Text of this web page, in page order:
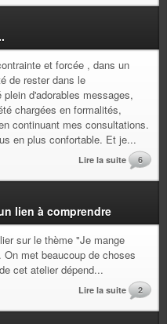
et forcée , dans un
de rester dans le
d'adorables messages,
chargées en formalités,
continuant mes consultations.
en plus confortable. Et je...
Lire la suite 6
lien à comprendre
sur le thème "Je mange
met beaucoup de choses
cet atelier dépend...
Lire la suite 2